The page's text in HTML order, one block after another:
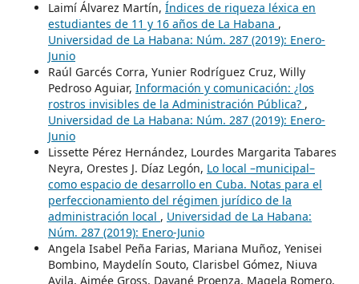
Laimí Álvarez Martín, Índices de riqueza léxica en
estudiantes de 11 y 16 años de La Habana ,
Universidad de La Habana: Núm. 287 (2019): Enero-
Junio
Raúl Garcés Corra, Yunier Rodríguez Cruz, Willy
Pedroso Aguiar, Información y comunicación: ¿los
rostros invisibles de la Administración Pública? ,
Universidad de La Habana: Núm. 287 (2019): Enero-
Junio
Lissette Pérez Hernández, Lourdes Margarita Tabares
Neyra, Orestes J. Díaz Legón, Lo local –municipal–
como espacio de desarrollo en Cuba. Notas para el
perfeccionamiento del régimen jurídico de la
administración local , Universidad de La Habana:
Núm. 287 (2019): Enero-Junio
Angela Isabel Peña Farias, Mariana Muñoz, Yenisei
Bombino, Maydelín Souto, Clarisbel Gómez, Niuva
Avila, Aimée Gross, Dayané Proenza, Magela Romero,